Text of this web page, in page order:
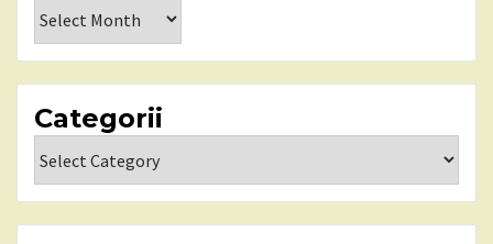
Categorii